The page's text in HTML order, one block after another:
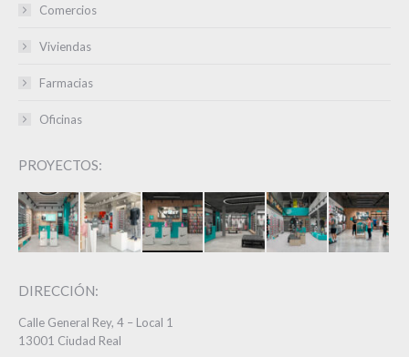
Comercios
Viviendas
Farmacias
Oficinas
PROYECTOS:
DIRECCIÓN:
Calle General Rey, 4 – Local 1
13001 Ciudad Real